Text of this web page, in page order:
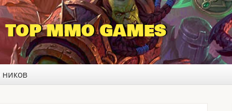
TOP MMO GAMES
ников